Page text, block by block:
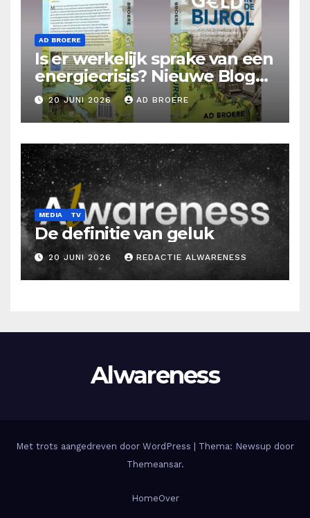
AD BROERE
Is er werkelijk sprake van een
energiecrisis? Nieuwe Blog
Ad Broere
20 JUNI 2026 AD BROERE
MEDIA TV
De definitie van geluk
20 JUNI 2026 REDACTIE ALWARENESS
Alwareness
Met trots aangedreven door WordPress
Thema: Newsup door
Themeansar.
HomeOver